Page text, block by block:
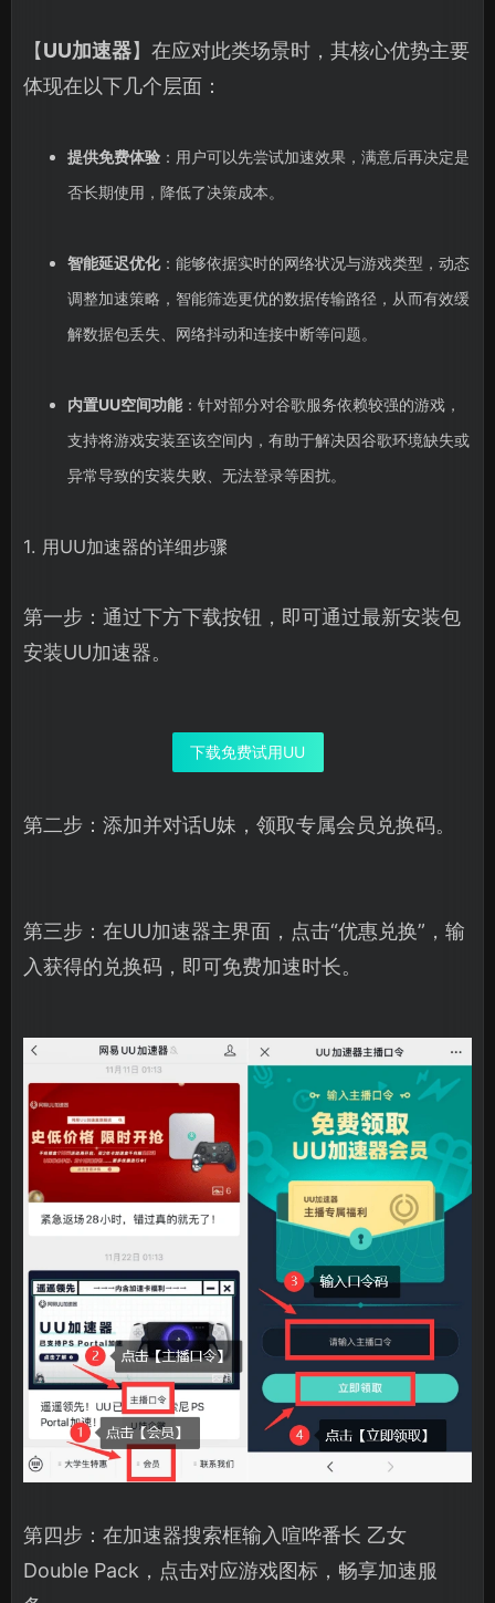
【UU加速器】在应对此类场景时，其核心优势主要
体现在以下几个层面：
提供免费体验：用户可以先尝试加速效果，满意后再决定是
否长期使用，降低了决策成本。
智能延迟优化：能够依据实时的网络状况与游戏类型，动态
调整加速策略，智能筛选更优的数据传输路径，从而有效缓
解数据包丢失、网络抖动和连接中断等问题。
内置UU空间功能：针对部分对谷歌服务依赖较强的游戏，
支持将游戏安装至该空间内，有助于解决因谷歌环境缺失或
异常导致的安装失败、无法登录等困扰。
1. 用UU加速器的详细步骤
第一步：通过下方下载按钮，即可通过最新安装包
安装UU加速器。
下载免费试用UU
第二步：添加并对话U妹，领取专属会员兑换码。
第三步：在UU加速器主界面，点击“优惠兑换”，输
入获得的兑换码，即可免费加速时长。
第四步：在加速器搜索框输入喧哗番长 乙女
Double Pack，点击对应游戏图标，畅享加速服